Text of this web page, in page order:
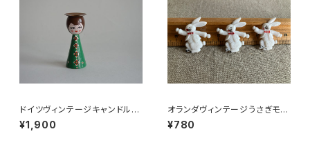
ドイツヴィンテージキャンドルホ
ルダー緑
¥1,900
オランダヴィンテージうさぎモチ
ーフプラパーツ30個セットNo3
7
¥780